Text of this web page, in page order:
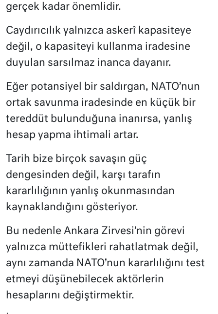
gerçek kadar önemlidir.
Caydırıcılık yalnızca askerî kapasiteye
değil, o kapasiteyi kullanma iradesine
duyulan sarsılmaz inanca dayanır.
Eğer potansiyel bir saldırgan, NATO’nun
ortak savunma iradesinde en küçük bir
tereddüt bulunduğuna inanırsa, yanlış
hesap yapma ihtimali artar.
Tarih bize birçok savaşın güç
dengesinden değil, karşı tarafın
kararlılığının yanlış okunmasından
kaynaklandığını gösteriyor.
Bu nedenle Ankara Zirvesi’nin görevi
yalnızca müttefikleri rahatlatmak değil,
aynı zamanda NATO’nun kararlılığını test
etmeyi düşünebilecek aktörlerin
hesaplarını değiştirmektir.